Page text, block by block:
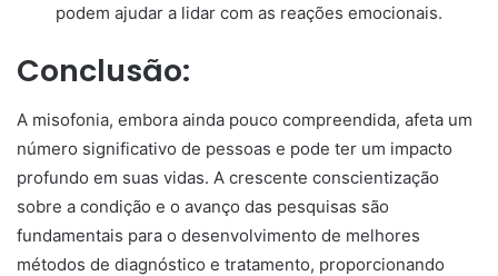
podem ajudar a lidar com as reações emocionais.
Conclusão:
A misofonia, embora ainda pouco compreendida, afeta um
número significativo de pessoas e pode ter um impacto
profundo em suas vidas. A crescente conscientização
sobre a condição e o avanço das pesquisas são
fundamentais para o desenvolvimento de melhores
métodos de diagnóstico e tratamento, proporcionando